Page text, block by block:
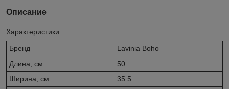
Описание
Характеристики:
Бренд
Lavinia Boho
Длина, см
50
Ширина, см
35.5